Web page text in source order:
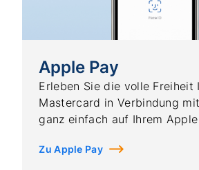
Apple Pay
Erleben Sie die volle Freiheit
Mastercard in Verbindung
ganz einfach auf Ihrem
Zu Apple Pay